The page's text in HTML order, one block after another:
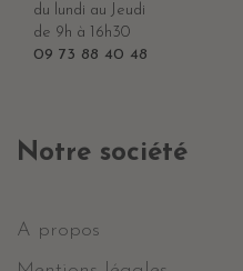
du lundi au Jeudi
de 9h à 16h30
09 73 88 40 48
Notre société
A propos